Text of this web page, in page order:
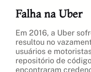
Falha na Uber
Em 2016, a Uber
resultou no
usuários e
repositório de
encontraram